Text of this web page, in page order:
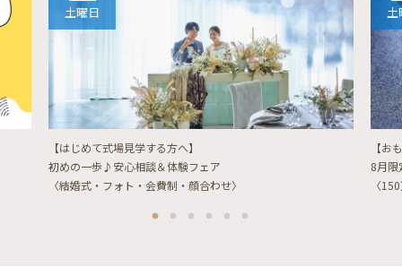
土曜日
【はじめて式場見学する方へ】
初めの一歩♪安心相談＆体験フェア
〈結婚式・フォト・会費制・顔合わせ〉
土
【お
8月限
〈